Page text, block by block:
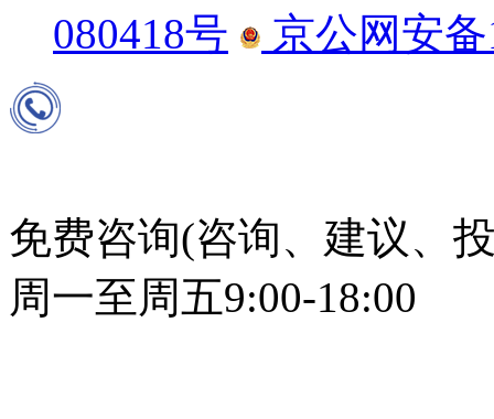
080418号
京公网安备
免费咨询(咨询、建议、
周一至周五9:00-18:00